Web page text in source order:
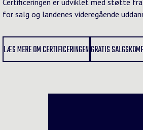
Certificeringen er udviklet med støtte
for salg og landenes videregående
LÆS MERE OM CERTIFICERINGEN GRATIS